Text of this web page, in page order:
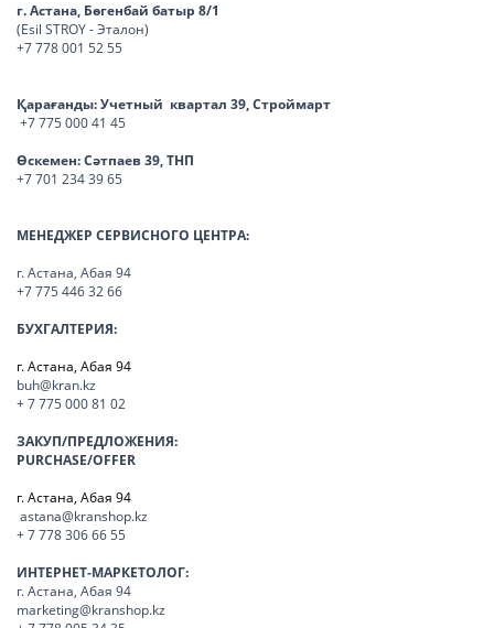
г. Астана, Бөгенбай батыр 8/1
(Esil STROY - Эталон)
+7 778 001 52 55
Қарағанды:Учетный квартал 39, Строймарт
+7 775 000 41 45
Өскемен:Сәтпаев 39, ТНП
+7 701 234 39 65
МЕНЕДЖЕР СЕРВИСНОГО ЦЕНТРА:
г. Астана, Абая 94
+7 775 446 32 66
БУХГАЛТЕРИЯ:
г. Астана, Абая 94
buh@kran.kz
+ 7 775 000 81 02
ЗАКУП/ПРЕДЛОЖЕНИЯ:
PURCHASE/OFFER
г. Астана, Абая 94
astana@kranshop.kz
+ 7 778 306 66 55
ИНТЕРНЕТ-МАРКЕТОЛОГ:
г. Астана, Абая 94
marketing@kranshop.kz